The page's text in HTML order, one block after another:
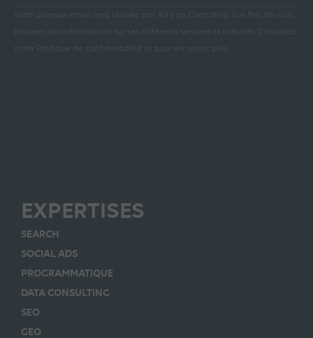
Votre adresse email sera utilisée par Ad’s up Consulting aux fins de vous
envoyer des informations sur ses différents services et activités.
Consultez
notre Politique de confidentialité ici pour en savoir plus
EXPERTISES
SEARCH
SOCIAL ADS
PROGRAMMATIQUE
DATA CONSULTING
SEO
GEO